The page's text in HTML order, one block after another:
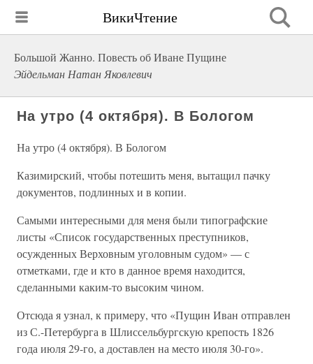
ВикиЧтение
Большой Жанно. Повесть об Иване Пущине
Эйдельман Натан Яковлевич
На утро (4 октября). В Бологом
На утро (4 октября). В Бологом
Казимирский, чтобы потешить меня, вытащил пачку
документов, подлинных и в копии.
Самыми интересными для меня были типографские
листы «Список государственных преступников,
осужденных Верховным уголовным судом» — с
отметками, где и кто в данное время находится,
сделанными каким-то высоким чином.
Отсюда я узнал, к примеру, что «Пущин Иван отправлен
из С.-Петербурга в Шлиссельбургскую крепость 1826
года июля 29-го, а доставлен на место июля 30-го».